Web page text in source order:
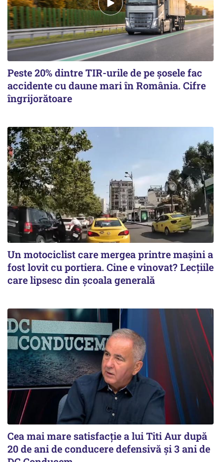
Peste 20% dintre TIR-urile de pe şosele fac
accidente cu daune mari în România. Cifre
îngrijorătoare
Un motociclist care mergea printre maşini a
fost lovit cu portiera. Cine e vinovat? Lecţiile
care lipsesc din şcoala generală
Cea mai mare satisfacţie a lui Titi Aur după
20 de ani de conducere defensivă şi 3 ani de